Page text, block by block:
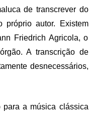
de transcrever do
autor. Existem
Friedrich Agricola, o
A transcrição de
desnecessários,
a música clássica